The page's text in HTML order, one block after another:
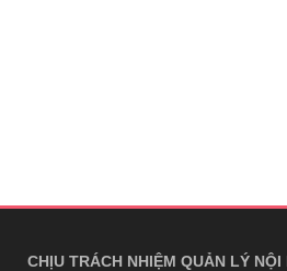
CHỊU TRÁCH NHIỆM QUẢN LÝ NỘI